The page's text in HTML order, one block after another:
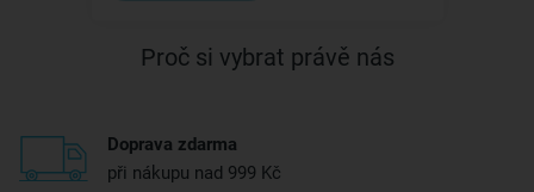
Proč si vybrat právě nás
Doprava zdarma
při nákupu nad 999 Kč